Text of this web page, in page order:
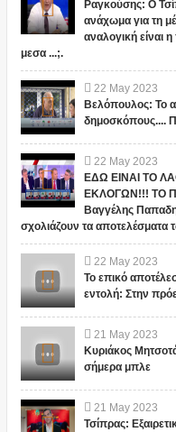
Ραγκούσης: Ο
ανάχωμα για τη
αναλογική είναι
μεσα ...;.
22 May 2023
Βελόπουλος: Το
δημοσκόπους....
22 May 2023
ΕΔΩ ΕΙΝΑΙ ΤΟ
ΕΚΛΟΓΩΝ!!! ΤΟ
Βαγγέλης
σχολιάζουν τα αποτελέσματα
22 May 2023
Το επικό
εντολή: Στην
21 May 2023
Κυριάκος
σήμερα μπλε
21 May 2023
Τσίπρας: